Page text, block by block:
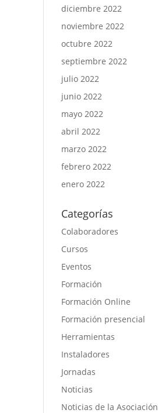
diciembre 2022
noviembre 2022
octubre 2022
septiembre 2022
julio 2022
junio 2022
mayo 2022
abril 2022
marzo 2022
febrero 2022
enero 2022
Categorías
Colaboradores
Cursos
Eventos
Formación
Formación Online
Formación presencial
Herramientas
Instaladores
Jornadas
Noticias
Noticias de la Asociación